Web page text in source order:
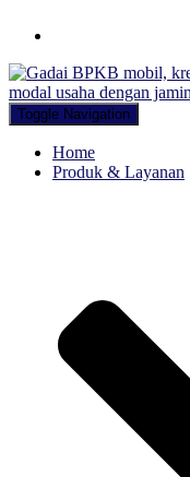
Toggle Navigation
Home
Produk & Layanan